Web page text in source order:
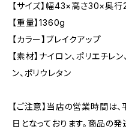
【サイズ】幅43×高さ30×奥
【重量】1360g
【カラー】ブレイクアップ
【素材】ナイロン、ポリエチレ
ン、ポリウレタン
【ご注意】当店の営業時間は
日となっております。商品の